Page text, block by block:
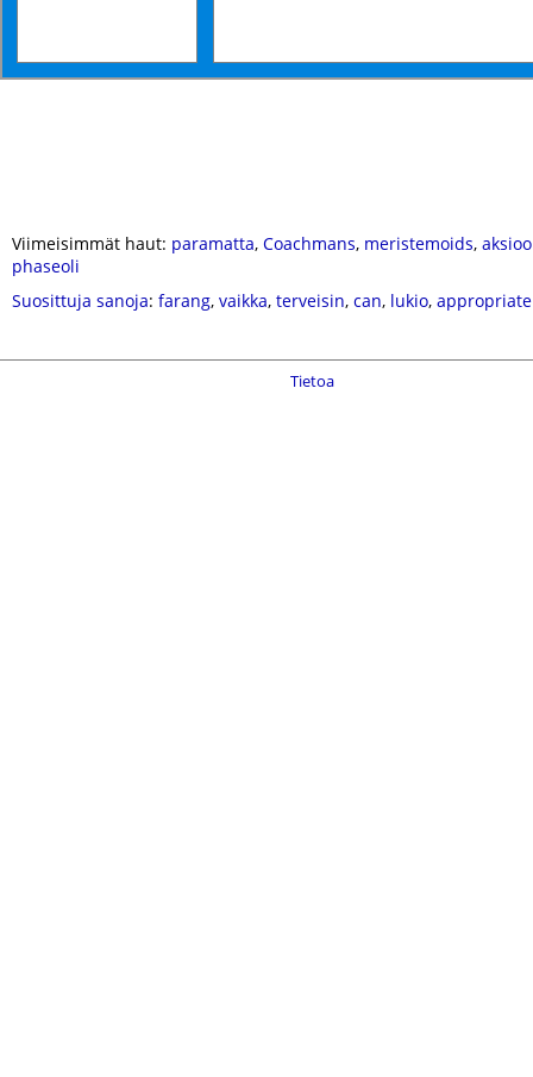
Viimeisimmät haut: paramatta, Coachmans, meristemoids,
phaseoli
Suosittuja sanoja: farang, vaikka, terveisin, can, lukio, appropriate
Tietoa